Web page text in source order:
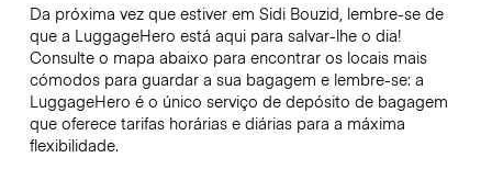
Da próxima vez que estiver em Sidi Bouzid, lembre-se de
que a LuggageHero está aqui para salvar-lhe o dia!
Consulte o mapa abaixo para encontrar os locais mais
cómodos para guardar a sua bagagem e lembre-se: a
LuggageHero é o único serviço de depósito de bagagem
que oferece tarifas horárias e diárias para a máxima
flexibilidade.